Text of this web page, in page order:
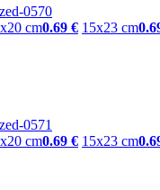
cm0.69 € 15x23 cm
cm0.69 € 15x23 cm